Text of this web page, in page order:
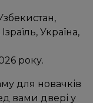
Україна,
року.
для новачків
вами двері у